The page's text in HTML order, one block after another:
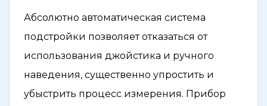
Абсолютно автоматическая система
подстройки позволяет отказаться от
использования джойстика и ручного
наведения, существенно упростить и
убыстрить процесс измерения. Прибор